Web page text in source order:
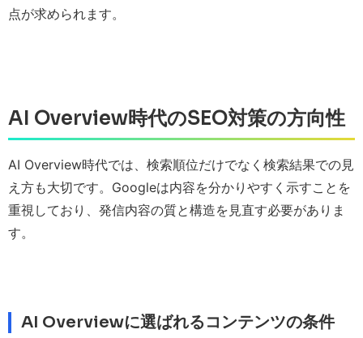
点が求められます。
AI Overview時代のSEO対策の方向性
AI Overview時代では、検索順位だけでなく検索結果での見
え方も大切です。Googleは内容を分かりやすく示すことを
重視しており、発信内容の質と構造を見直す必要がありま
す。
AI Overviewに選ばれるコンテンツの条件